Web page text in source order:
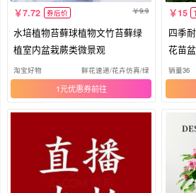
7.72 券后价 9.9
水培植物苔藓球植物文竹苔藓绿
植室内盆栽蕨类微景观
淘宝好物 鲜花速递/花卉仿真/绿植园艺
1元优惠券
15
四季
花苗
花卉
销量36